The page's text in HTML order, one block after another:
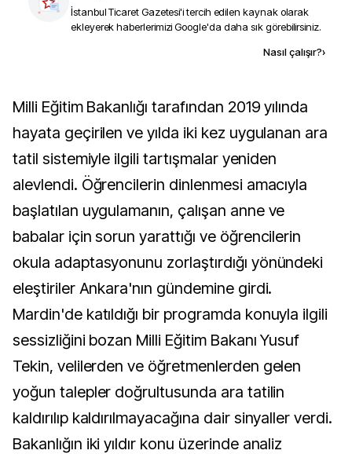
İstanbul Ticaret Gazetesi'i tercih edilen kaynak olarak
ekleyerek haberlerimizi Google'da daha sık görebilirsiniz.
Nasıl çalışır?›
Milli Eğitim Bakanlığı tarafından 2019 yılında
hayata geçirilen ve yılda iki kez uygulanan ara
tatil sistemiyle ilgili tartışmalar yeniden
alevlendi. Öğrencilerin dinlenmesi amacıyla
başlatılan uygulamanın, çalışan anne ve
babalar için sorun yarattığı ve öğrencilerin
okula adaptasyonunu zorlaştırdığı yönündeki
eleştiriler Ankara'nın gündemine girdi.
Mardin'de katıldığı bir programda konuyla ilgili
sessizliğini bozan Milli Eğitim Bakanı Yusuf
Tekin, velilerden ve öğretmenlerden gelen
yoğun talepler doğrultusunda ara tatilin
kaldırılıp kaldırılmayacağına dair sinyaller verdi.
Bakanlığın iki yıldır konu üzerinde analiz